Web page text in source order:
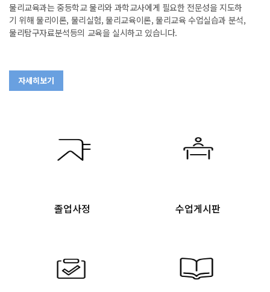
물리교육과는 중등학교 물리와 과학교사에게 필요한 전문성을 지도하
기 위해 물리이론, 물리실험, 물리교육이론, 물리교육 수업실습과 분석,
물리탐구자료분석등의 교육을 실시하고 있습니다.
자세히보기
졸업사정 수업게시판